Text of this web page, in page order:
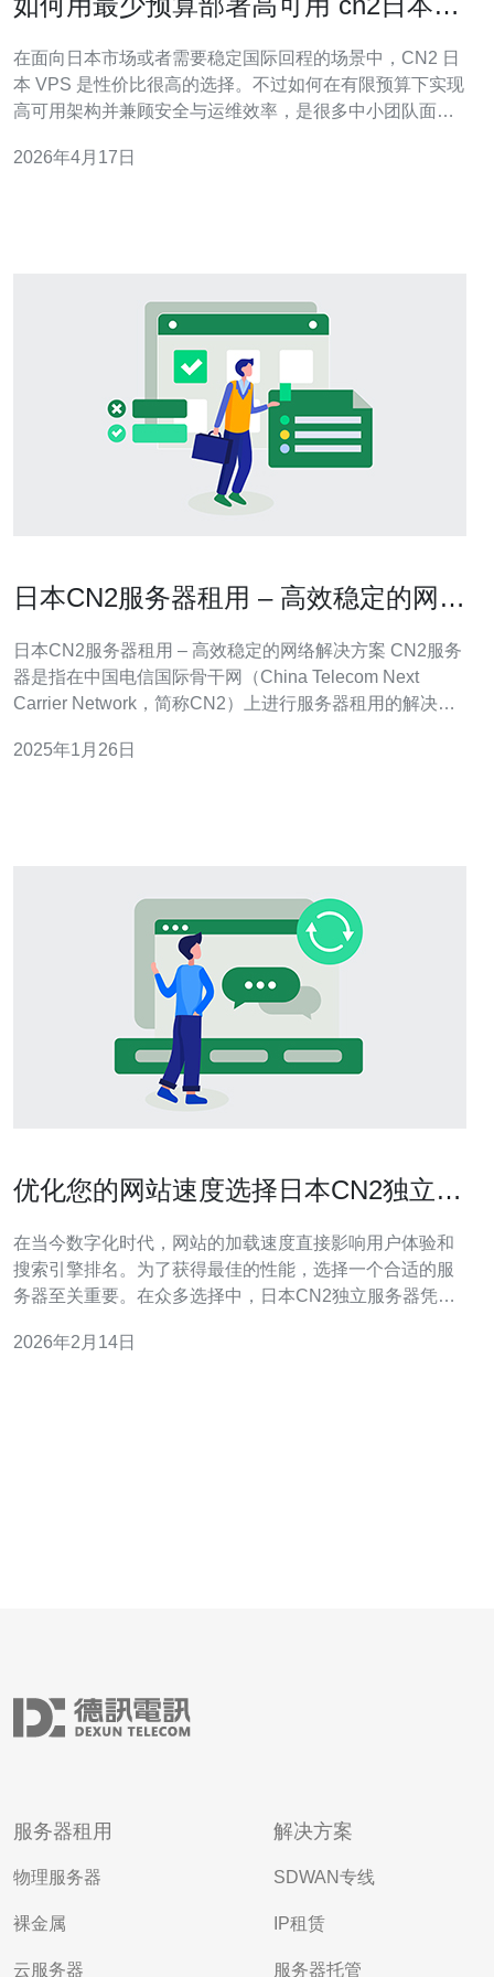
在面向日本市场或者需要稳定国际回程的场景中，CN2 日
本 VPS 是性价比很高的选择。不过如何在有限预算下实现
高可用架构并兼顾安全与运维效率，是很多中小团队面临
布局与运维自动化等方面给出落地建议，帮助你用最少成
2026年4月17日
日本CN2服务器租用 – 高效稳定的网络
日本CN2服务器租用 – 高效稳定的网络解决方案 CN2服务
器是指在中国电信国际骨干网（China Telecom Next
Carrier Network，简称CN2）上进行服务器租用的解决方
色的带宽和稳定性。 日本作为一个全球技术和经济大国，
2025年1月26日
优化您的网站速度选择日本CN2独立服
在当今数字化时代，网站的加载速度直接影响用户体验和
搜索引擎排名。为了获得最佳的性能，选择一个合适的服
务器至关重要。在众多选择中，日本CN2独立服务器凭借
长的最佳选择。无论是在速度、性价比还是稳定性方面，
2026年2月14日
服务器租用
物理服务器
裸金属
云服务器
解决方案
SDWAN专线
IP租赁
服务器托管